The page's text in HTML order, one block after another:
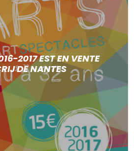
2017 EST EN VENTE
DE NANTES